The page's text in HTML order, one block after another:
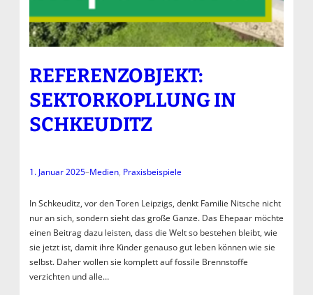
REFERENZOBJEKT:
SEKTORKOPLLUNG IN
SCHKEUDITZ
1. Januar 2025–Medien, Praxisbeispiele
In Schkeuditz, vor den Toren Leipzigs, denkt Familie Nitsche nicht
nur an sich, sondern sieht das große Ganze. Das Ehepaar möchte
einen Beitrag dazu leisten, dass die Welt so bestehen bleibt, wie
sie jetzt ist, damit ihre Kinder genauso gut leben können wie sie
selbst. Daher wollen sie komplett auf fossile Brennstoffe
verzichten und alle…